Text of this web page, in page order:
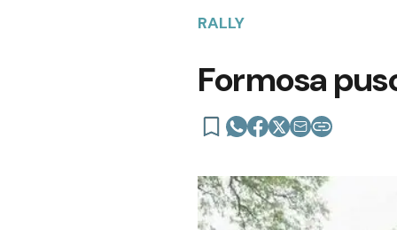
RALLY
Formosa